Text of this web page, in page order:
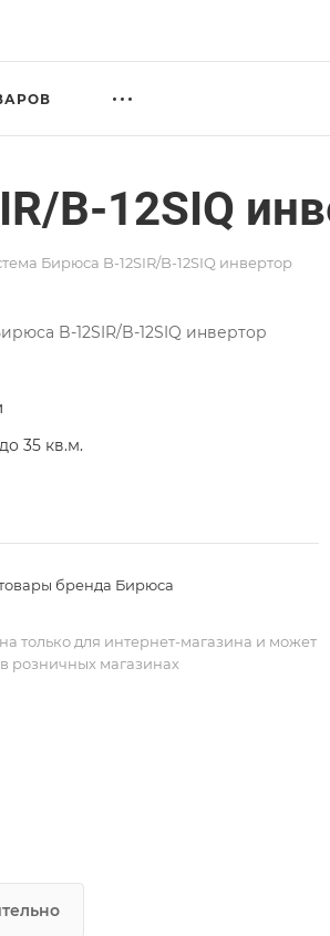
B-12SIQ
Бирюса B-12SIR/B-12SIQ инвертор
B-12SIR/B-12SIQ инвертор
до 35 кв.м.
бренда Бирюса
только для интернет-магазина и может
розничных магазинах